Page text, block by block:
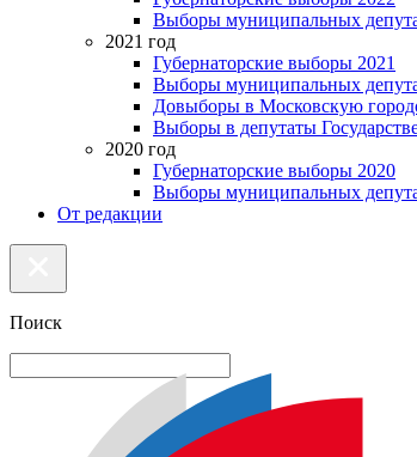
Выборы муниципальных
2021 год
Губернаторские выборы 2021
Выборы муниципальных
Довыборы в Московскую
Выборы в депутаты
2020 год
Губернаторские выборы 2020
Выборы муниципальных
От редакции
Поиск